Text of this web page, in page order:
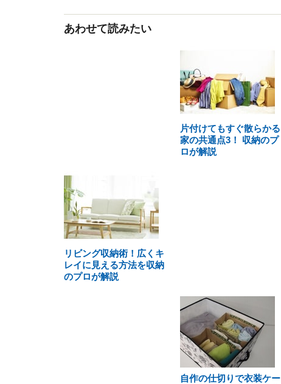
あわせて読みたい
片付けてもすぐ散らかる
家の共通点3！ 収納のプ
ロが解説
リビング収納術！広くキ
レイに見える方法を収納
のプロが解説
自作の仕切りで衣装ケー